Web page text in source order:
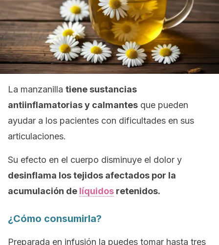
La manzanilla tiene sustancias
antiinflamatorias y calmantes que pueden
ayudar a los pacientes con dificultades en sus
articulaciones.
Su efecto en el cuerpo disminuye el dolor y
desinflama los tejidos afectados por la
acumulación de líquidos retenidos.
¿Cómo consumirla?
Preparada en infusión la puedes tomar hasta tres